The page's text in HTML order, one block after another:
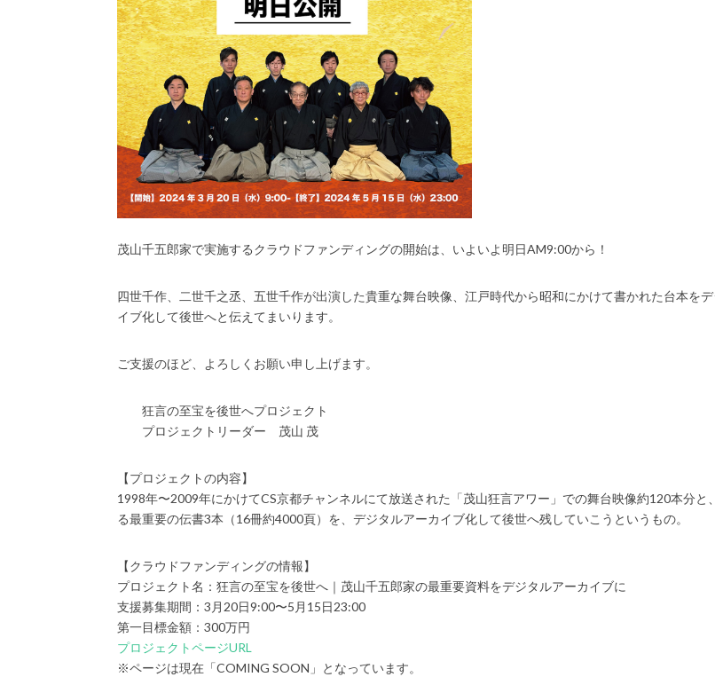
茂山千五郎家で実施するクラウドファンディングの開始は、いよいよ明日AM9:00から！
四世千作、二世千之丞、五世千作が出演した貴重な舞台映像、江戸時代から昭和にかけて書かれた台本を
イブ化して後世へと伝えてまいります。
ご支援のほど、よろしくお願い申し上げます。
狂言の至宝を後世へプロジェクト
プロジェクトリーダー 茂山 茂
【プロジェクトの内容】
1998年〜2009年にかけてCS京都チャンネルにて放送された「茂山狂言アワー」での舞台映像約120本分と
る最重要の伝書3本（16冊約4000頁）を、デジタルアーカイブ化して後世へ残していこうというもの。
【クラウドファンディングの情報】
プロジェクト名：狂言の至宝を後世へ｜茂山千五郎家の最重要資料をデジタルアーカイブに
支援募集期間：3月20日9:00〜5月15日23:00
第一目標金額：300万円
プロジェクトページURL
※ページは現在「COMING SOON」となっています。